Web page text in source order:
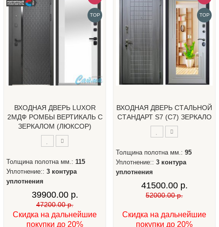
TOP
ВХОДНАЯ ДВЕРЬ LUXOR
2МДФ РОМБЫ ВЕРТИКАЛЬ С
ЗЕРКАЛОМ (ЛЮКСОР)
Толщина полотна мм.: 115
Уплотнение:: 3 контура
уплотнения
39900.00 р.
47200.00 р.
Скидка на дальнейшие
покупки до 20%
TOP
ВХОДНАЯ ДВЕРЬ СТАЛЬНОЙ
СТАНДАРТ S7 (С7) ЗЕРКАЛО
Толщина полотна мм.: 95
Уплотнение:: 3 контура
уплотнения
41500.00 р.
52000.00 р.
Скидка на дальнейшие
покупки до 20%